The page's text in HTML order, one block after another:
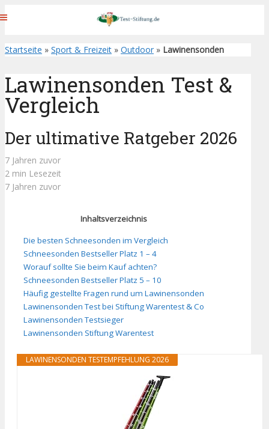
Startseite » Sport & Freizeit » Outdoor » Lawinensonden
Lawinensonden Test &
Vergleich
Der ultimative Ratgeber 2026
7 Jahren zuvor
2 min Lesezeit
7 Jahren zuvor
Inhaltsverzeichnis
Die besten Schneesonden im Vergleich
Schneesonden Bestseller Platz 1 – 4
Worauf sollte Sie beim Kauf achten?
Schneesonden Bestseller Platz 5 – 10
Häufig gestellte Fragen rund um Lawinensonden
Lawinensonden Test bei Stiftung Warentest & Co
Lawinensonden Testsieger
Lawinensonden Stiftung Warentest
LAWINENSONDEN TESTEMPFEHLUNG 2026